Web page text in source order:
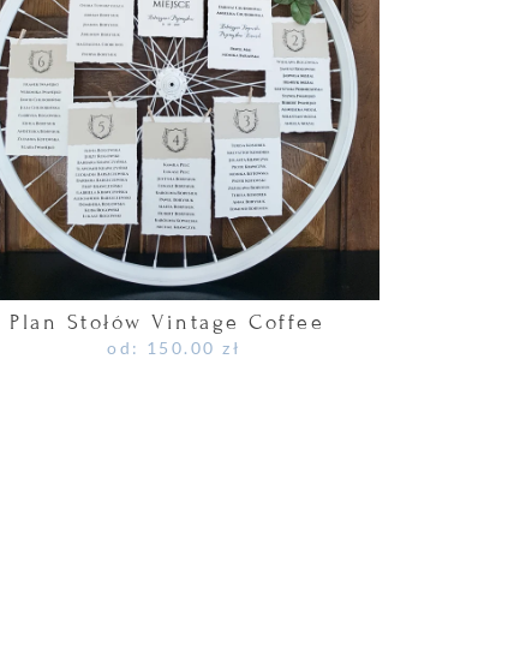
Plan Stołów Vintage Coffee
od: 150.00zł